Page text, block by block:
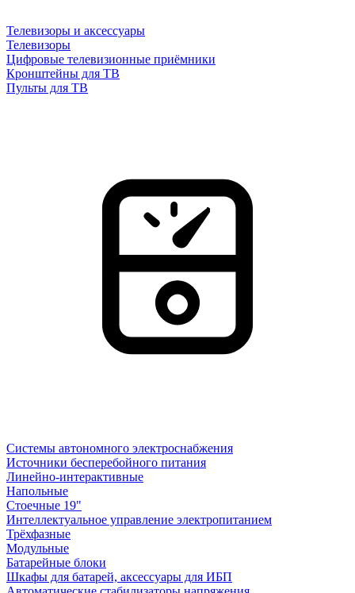
Телевизоры и аксессуары
Телевизоры
Цифровые телевизионные приёмники
Кронштейны для ТВ
Пульты для ТВ
Системы автономного электроснабжения
Источники бесперебойного питания
Линейно-интерактивные
Напольные
Стоечные 19"
Интеллектуальное управление электропитанием
Трёхфазные
Модульные
Батарейные блоки
Шкафы для батарей, аксессуары для ИБП